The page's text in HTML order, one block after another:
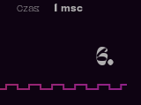
6.
msc
Czas: